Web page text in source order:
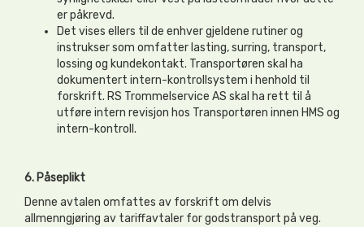
er påkrevd.
Det vises ellers til de enhver gjeldene rutiner og
instrukser som omfatter lasting, surring, transport,
lossing og kundekontakt. Transportøren skal ha
dokumentert intern-kontrollsystem i henhold til
forskrift. RS Trommelservice AS skal ha rett til å
utføre intern revisjon hos Transportøren innen HMS og
intern-kontroll.
6. Påseplikt
Denne avtalen omfattes av forskrift om delvis
allmenngjøring av tariffavtaler for godstransport på veg.